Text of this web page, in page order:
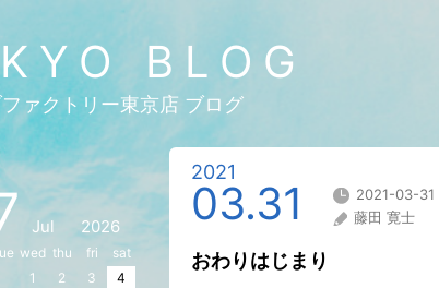
BLOG
ァクトリー東京店 ブログ
2021
03.31
2021-03-31
藤田 寛士
おわりはじまり
Jul 2026
wed thu fri
sat
1
2 3
4